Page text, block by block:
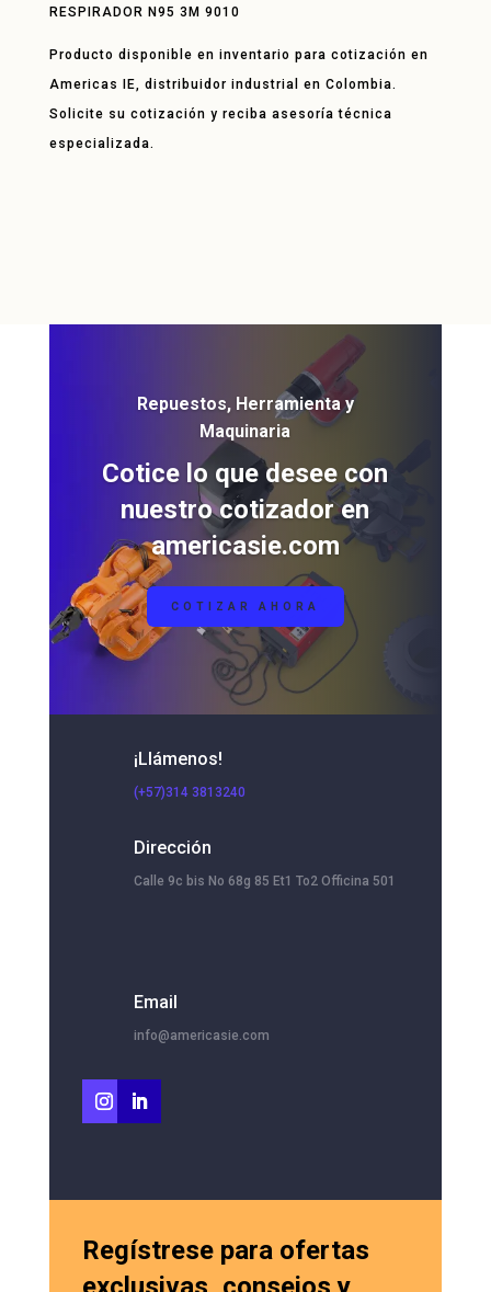
RESPIRADOR N95 3M 9010
Producto disponible en inventario para cotización en
Americas IE, distribuidor industrial en Colombia.
Solicite su cotización y reciba asesoría técnica
especializada.
Repuestos, Herramienta y
Maquinaria
Cotice lo que desee con
nuestro cotizador en
americasie.com
COTIZAR AHORA
¡Llámenos!
(+57)314 3813240
Dirección
Calle 9c bis No 68g 85 Et1 To2 Officina 501
Email
info@americasie.com
Regístrese para ofertas